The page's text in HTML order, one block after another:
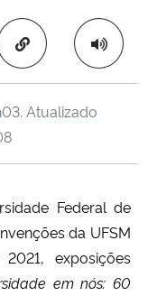
Copiar para área
. Atualizado
Federal de
da UFSM
exposições
em nós: 60